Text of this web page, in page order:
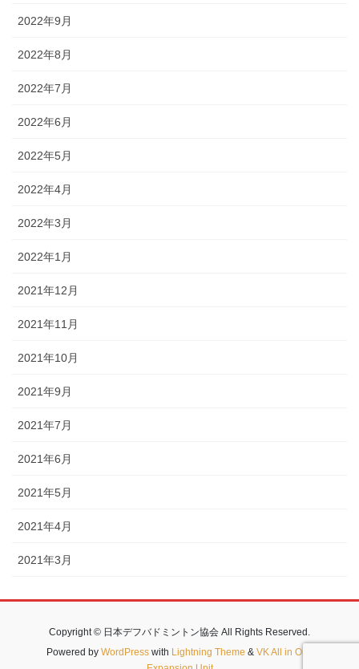
2022年9月
2022年8月
2022年7月
2022年6月
2022年5月
2022年4月
2022年3月
2022年1月
2021年12月
2021年11月
2021年10月
2021年9月
2021年7月
2021年6月
2021年5月
2021年4月
2021年3月
Copyright © 日本デフバドミントン協会 All Rights Reserved.
Powered by WordPresswith Lightning Theme & VK All in One